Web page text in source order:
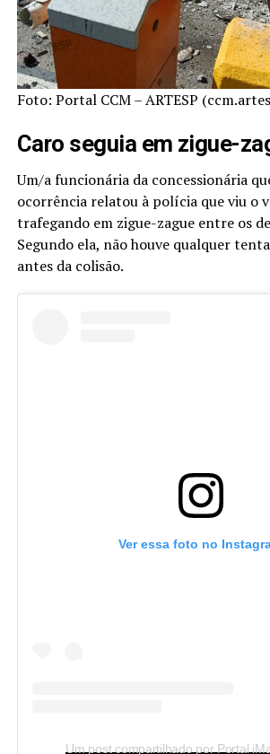
Foto: Portal CCM – ARTESP
Caro seguia em zigue-
Um/a funcionária da concessionária
ocorrência relatou à polícia que viu o
trafegando em zigue-zague entre os
Segundo ela, não houve qualquer
antes da colisão.
Ver essa foto no